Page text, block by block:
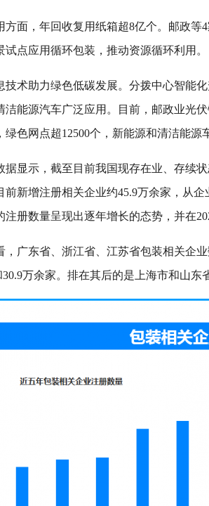
方面，年回收复用纸箱超8亿个。邮政等
点应用循环包装，推动资源循环利用。
技术助力绿色低碳发展。分拨中心智能
洁能源汽车广泛应用。目前，邮政业光
绿色网点超12500个，新能源和清洁能源
据显示，截至目前我国现存在业、存续状
前新增注册相关企业约45.9万余家，从
册数量呈现出逐年增长的态势，并在
，广东省、浙江省、江苏省包装相关企
万余家。排在其后的是上海市和山东